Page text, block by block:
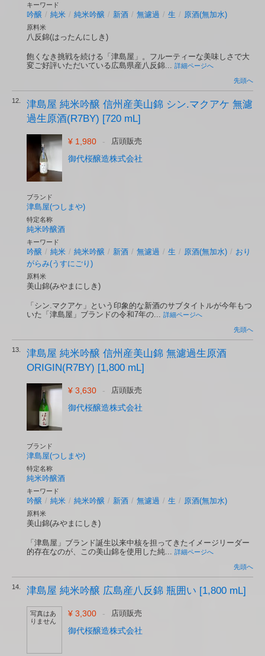
キーワード
吟醸 / 純米 / 純米吟醸 / 新酒 / 無濾過 / 生 / 原酒(無加水)
原料米
八反錦(はったんにしき)
飽くなき挑戦を続ける「津島屋」。フルーティーな美味しさで大
変ご好評いただいている広島県産八反錦... 詳細ページへ
先頭へ
12.
津島屋 純米吟醸 信州産美山錦 シン.マクアケ 無濾
過生原酒(R7BY) [720 mL]
¥ 1,980 - 店頭販売
御代桜醸造株式会社
ブランド
津島屋(つしまや)
特定名称
純米吟醸酒
キーワード
吟醸 / 純米 / 純米吟醸 / 新酒 / 無濾過 / 生 / 原酒(無加水) / おり
がらみ(うすにごり)
原料米
美山錦(みやまにしき)
「シン.マクアケ」という印象的な新酒のサブタイトルが今年もつ
いた「津島屋」ブランドの令和7年の... 詳細ページへ
先頭へ
13.
津島屋 純米吟醸 信州産美山錦 無濾過生原酒
ORIGIN(R7BY) [1,800 mL]
¥ 3,630 - 店頭販売
御代桜醸造株式会社
ブランド
津島屋(つしまや)
特定名称
純米吟醸酒
キーワード
吟醸 / 純米 / 純米吟醸 / 新酒 / 無濾過 / 生 / 原酒(無加水)
原料米
美山錦(みやまにしき)
「津島屋」ブランド誕生以来中核を担ってきたイメージリーダー
的存在なのが、この美山錦を使用した純... 詳細ページへ
先頭へ
14. 津島屋 純米吟醸 広島産八反錦 瓶囲い [1,800 mL]
写真はあ
りません
¥ 3,300 - 店頭販売
御代桜醸造株式会社